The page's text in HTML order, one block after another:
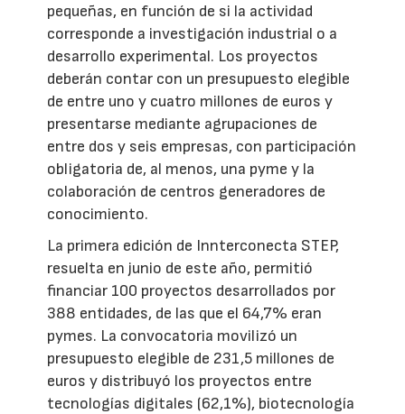
pequeñas, en función de si la actividad
corresponde a investigación industrial o a
desarrollo experimental. Los proyectos
deberán contar con un presupuesto elegible
de entre uno y cuatro millones de euros y
presentarse mediante agrupaciones de
entre dos y seis empresas, con participación
obligatoria de, al menos, una pyme y la
colaboración de centros generadores de
conocimiento.
La primera edición de Innterconecta STEP,
resuelta en junio de este año, permitió
financiar 100 proyectos desarrollados por
388 entidades, de las que el 64,7% eran
pymes. La convocatoria movilizó un
presupuesto elegible de 231,5 millones de
euros y distribuyó los proyectos entre
tecnologías digitales (62,1%), biotecnología